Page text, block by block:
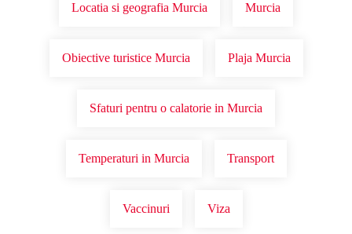
Locatia si geografia Murcia Murcia
Obiective turistice Murcia Plaja Murcia
Sfaturi pentru o calatorie in Murcia
Temperaturi in Murcia Transport
Vaccinuri Viza